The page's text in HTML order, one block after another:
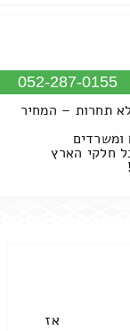
052-287-0155
תחרות – המחיר
ומשרדים
חלקי הארץ
אז